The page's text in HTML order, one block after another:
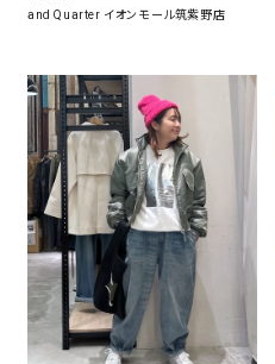
and Quarter イオンモール筑紫野店